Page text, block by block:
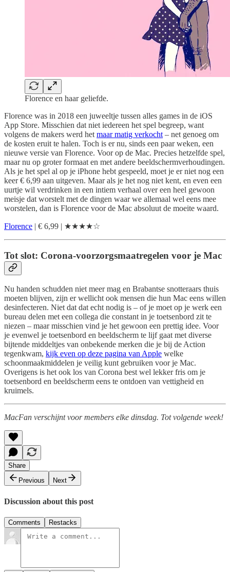
Florence en haar geliefde.
Florence was in 2018 een juweeltje tussen alles games in de iOS
App Store. Misschien dat niet iedereen het spel begreep, want
volgens de makers werd het maar matig verkocht – net genoeg om
de kosten eruit te halen. Toch is er nu, sinds een paar weken, een
nieuwe versie van Florence. Voor op de Mac. Precies hetzelfde spel,
maar nu op groter formaat en met andere beeldschermverhoudingen.
Als je het spel al op je iPhone hebt gespeeld, moet je er niet nog een
keer € 6,99 aan uitgeven. Maar als je het nog niet kent, en even een
uurtje wil verdrinken in een intiem verhaal over een heel gewoon
meisje dat worstelt met de dingen waar we allemaal wel eens mee
worstelen, dan is Florence voor de Mac absoluut de moeite waard.
Florence | € 6,99 | ★★★★☆
Tot slot: Corona-voorzorgsmaatregelen voor je Mac
Nu handen schudden niet meer mag en Brabantse snotteraars thuis
moeten blijven, zijn er wellicht ook mensen die hun Mac eens willen
desinfecteren. Niet dat dat echt nodig is – of je moet op je werk een
bureau delen met een collega die constant in je toetsenbord zit te
niezen – maar misschien vind je het gewoon een prettig idee. Voor
je evenwel je toetsenbord en beeldscherm te lijf gaat met diverse
bijtende middeltjes van onbekende merken die je bij de Action
tegenkwam, kijk even op deze pagina van Apple welke
schoonmaakmiddelen je veilig kunt gebruiken voor je Mac.
Overigens is het ook los van Corona best wel lekker fris om je
toetsenbord en beeldscherm eens te ontdoen van vettigheid en
kruimels.
MacFan verschijnt voor members elke dinsdag. Tot volgende week!
Share
Previous
Next
Discussion about this post
Comments Restacks